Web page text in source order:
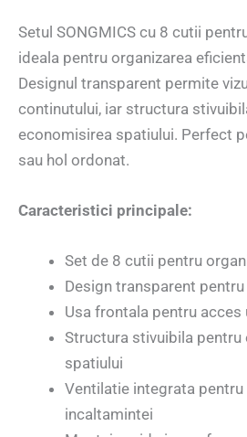
Setul SONGMICS cu 8 cutii
ideala pentru organizarea
Designul transparent permite
continutului, iar structura
economisirea spatiului. Perfect
sau hol ordonat.
Caracteristici principale:
Set de 8 cutii pentru
Design transparent
Usa frontala pentru acces
Structura stivuibila pentru
spatiului
Ventilatie integrata pentru
incaltamintei